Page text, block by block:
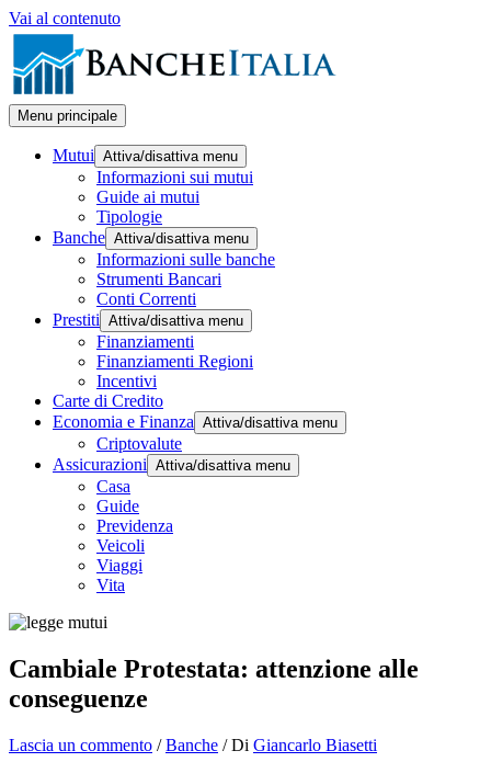
Vai al contenuto
Menu principale
Mutui Attiva/disattiva menu
Informazioni sui mutui
Guide ai mutui
Tipologie
Banche Attiva/disattiva menu
Informazioni sulle banche
Strumenti Bancari
Conti Correnti
Prestiti Attiva/disattiva menu
Finanziamenti
Finanziamenti Regioni
Incentivi
Carte di Credito
Economia e Finanza Attiva/disattiva menu
Criptovalute
Assicurazioni Attiva/disattiva menu
Casa
Guide
Previdenza
Veicoli
Viaggi
Vita
Cambiale Protestata: attenzione alle
conseguenze
Lascia un commento /Banche / Di Giancarlo Biasetti